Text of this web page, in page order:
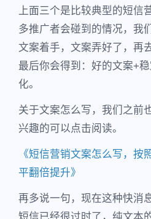
上面三个是比较典型的短信
多推广者会碰到的情况，我
文案着手，文案弄好了，再
最后你会得到：好的文案+
化。
关于文案怎么写，我们之前
兴趣的可以点击阅读。
《短信营销文案怎么写，按
平翻倍提升》
再多说一句，现在这种快消